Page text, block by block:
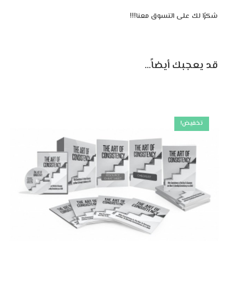
شكرًا لك على التسوق معنا!!!
قد يعجبك أيضاً…
تخفيض!